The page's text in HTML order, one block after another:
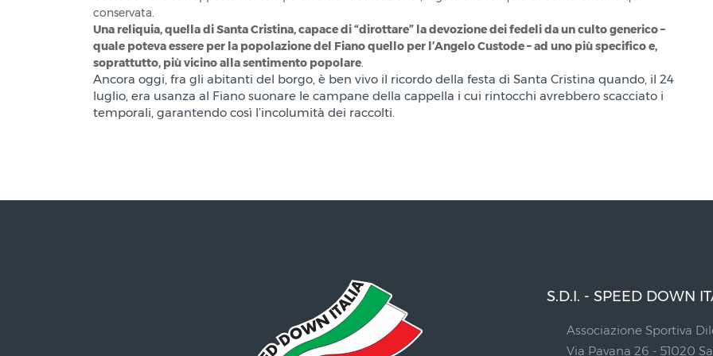
conservata.
Una reliquia, quella di Santa Cristina, capace di “dirottare” la devozione dei fedeli da un culto generico –
quale poteva essere per la popolazione del Fiano quello per l’Angelo Custode – ad uno più specifico e,
soprattutto, più vicino alla sentimento popolare.
Ancora oggi, fra gli abitanti del borgo, è ben vivo il ricordo della festa di Santa Cristina quando, il 24
luglio, era usanza al Fiano suonare le campane della cappella i cui rintocchi avrebbero scacciato i
temporali, garantendo così l’incolumità dei raccolti.
S.D.I. - SPEED DOWN
Associazione Sportiva
Via Pavana 26 - 51020